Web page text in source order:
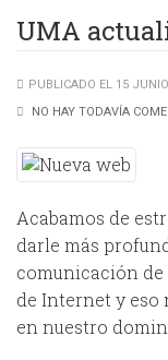
UMA
PUBLICADO EL 15
NO HAY TODAVÍA
Acabamos de
darle más
comunicación de
de Internet y eso
en nuestro